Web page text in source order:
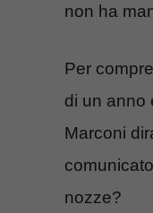
non ha
Per
di un anno
Marconi
nozze?